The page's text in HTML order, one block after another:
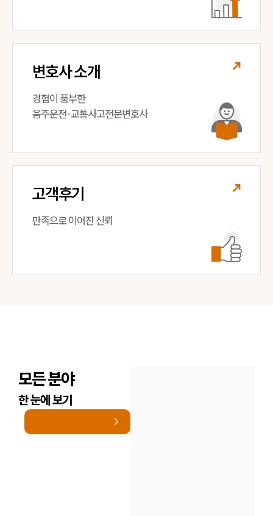
변호사 소개
경험이 풍부한
음주운전·교통사고전문변호사
고객후기
만족으로 이어진 신뢰
모든 분야
한 눈에 보기